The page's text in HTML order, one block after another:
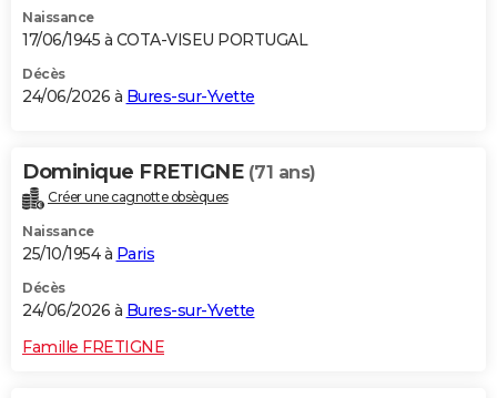
COPAINS D'AVANT
S'inscrire
Se connecter
Lycées
Collèges
Primaires
Universités
Entreprises
Service militaire
Avis de recherche
AVIS DE DÉCÈS
Naissance
17/06/1945 à COTA-VISEU PORTUGAL
Décès
24/06/2026 à Bures-sur-Yvette
Dominique FRETIGNE (71 ans)
Créer une cagnotte obsèques
Naissance
25/10/1954 à Paris
Décès
24/06/2026 à Bures-sur-Yvette
Famille FRETIGNE